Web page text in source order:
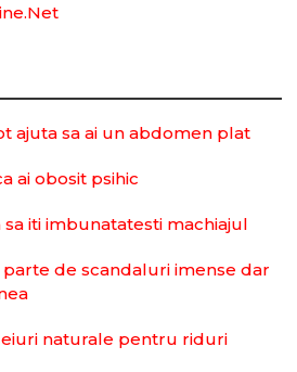
ajuta sa ai un abdomen plat
ai obosit psihic
iti imbunatatesti machiajul
de scandaluri imense dar
naturale pentru riduri